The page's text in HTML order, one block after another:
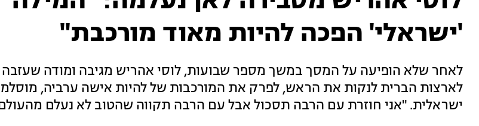
'ישראלי' הפכה להיות מאוד מורכבת"
לאחר שלא הופיעה על המסך במשך מספר שבועות, לוסי אהריש מגיבה ומודה שעזבה
לארצות הברית לנקות את הראש, לפרק את המורכבות של להיות אישה ערביה,
ישראלית. "אני חוזרת עם הרבה תסכול אבל עם הרבה תקווה שהטוב לא נעלם